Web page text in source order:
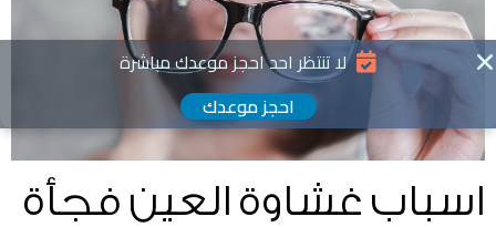
لا تنتظر احد احجز موعدك مباشرة
احجز موعدك
اسباب غشاوة العين فجأة